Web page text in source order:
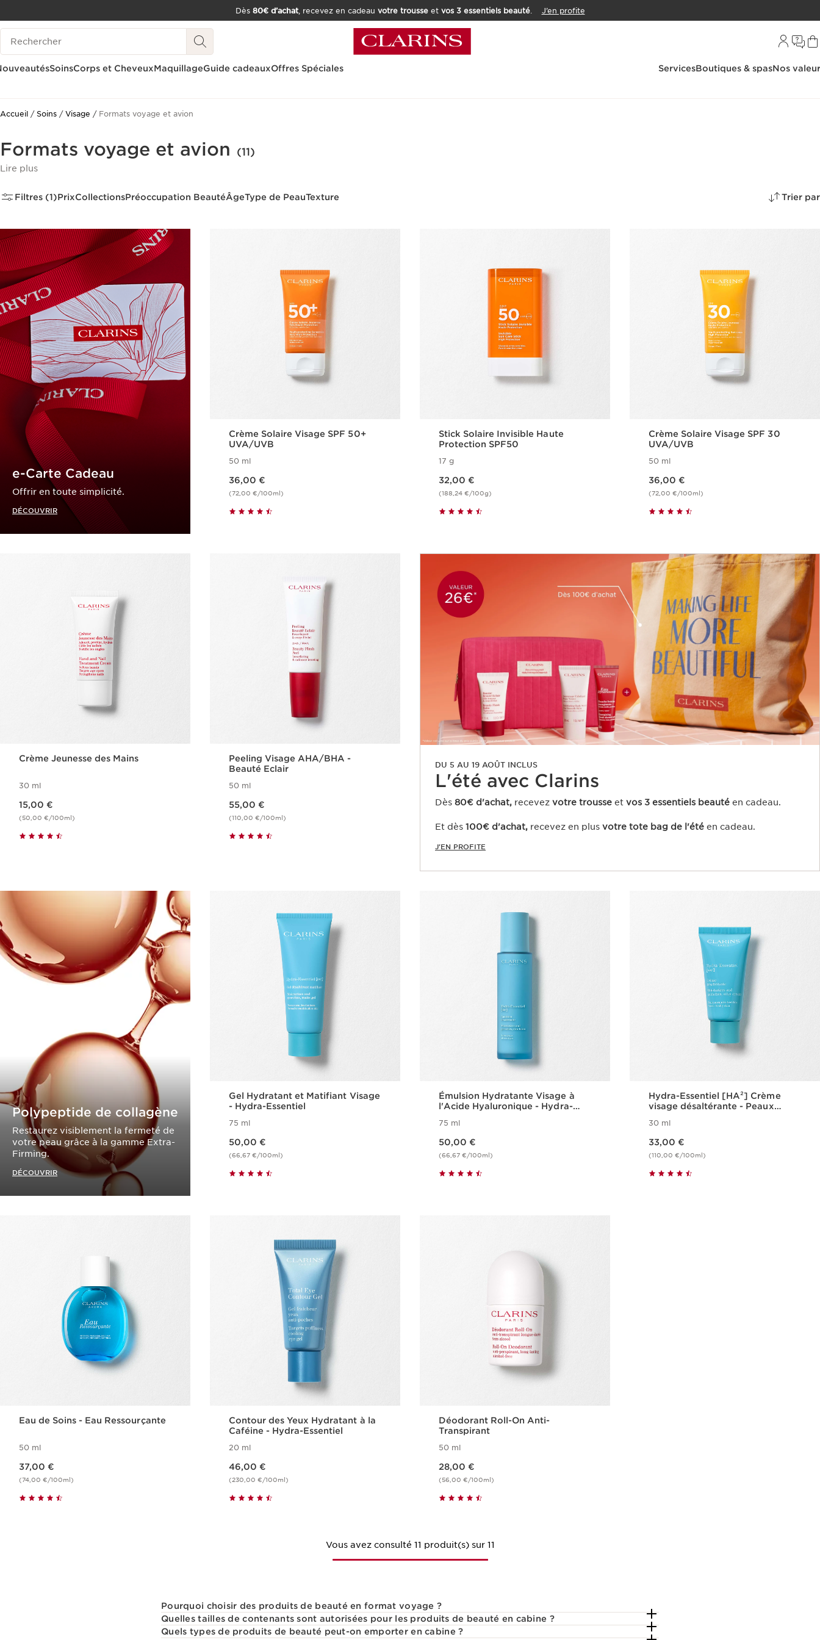
ALLER AU CONTENU
CONSULTER LE PIED DE PAGE
OUTIL D'ACCESSIBILITÉ
Dès 80€ d’achat, recevez en cadeau votre trousseet vos 3 essentiels beauté. J’en profite
Historique des recherches
SoinsCorps et CheveuxMaquillageGuide cadeauxOffres Spéciales ServicesBoutiques & spasNos
Accueil Soins Visage Formats voyage et avion
Formats voyage et avion (11)
Lire plus
Filtres (1)PrixCollectionsPréoccupation BeautéÂgeType de PeauTexture Trier par
e-Carte Cadeau
Offrir en toute simplicité.
DÉCOUVRIR
Crème Solaire Visage SPF 50​+
UVA/UVB
50 ml
36,00 €
(72,00 €/100ml)
Stick Solaire Invisible Haute
Protection SPF50
17 g
32,00 €
(188,24 €/100g)
Crème Solaire Visage SPF 30​
UVA/UVB
50 ml
36,00 €
(72,00 €/100ml)
Crème Jeunesse des Mains
30 ml
15,00 €
(50,00 €/100ml)
Peeling Visage AHA/BHA -
Beauté Eclair
50 ml
55,00 €
(110,00 €/100ml)
DU 5 AU 19 AOÛT INCLUS
L'été avec Clarins ​
Dès 80€ d'achat, recevez votre trousse et vos 3 essentiels beauté en cadeau​.
Et dès 100€ d'achat, recevez en plus votre tote bag de l'été en cadeau.
J'EN PROFITE
Polypeptide de collagène
Restaurez visiblement la fermeté de
votre peau grâce à la gamme Extra-
Firming.
DÉCOUVRIR
Gel Hydratant et Matifiant Visage
- Hydra-Essentiel
75 ml
50,00 €
(66,67 €/100ml)
Émulsion Hydratante Visage à
l'Acide Hyaluronique - Hydra-
75 ml
50,00 €
(66,67 €/100ml)
Hydra-Essentiel [HA²] Crème
visage désaltérante - Peaux
30 ml
33,00 €
(110,00 €/100ml)
Eau de Soins - Eau Ressourçante
50 ml
37,00 €
(74,00 €/100ml)
Contour des Yeux Hydratant à la
Caféine - Hydra-Essentiel
20 ml
46,00 €
(230,00 €/100ml)
Déodorant Roll-On Anti-
Transpirant
50 ml
28,00 €
(56,00 €/100ml)
Vous avez consulté 11 produit(s) sur 11
Pourquoi choisir des produits de beauté en format voyage ?
Quelles tailles de contenants sont autorisées pour les produits de beauté en cabine ?
Quels types de produits de beauté peut-on emporter en cabine ?